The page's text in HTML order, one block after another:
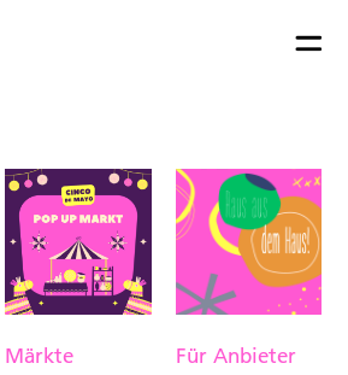
Märkte Für Anbieter